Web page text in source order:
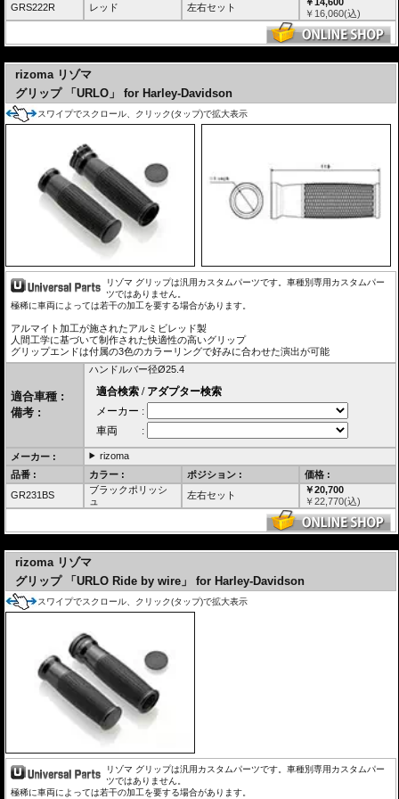
GRS222R
レッド 左右セット
￥ 16,060(込)
rizoma リゾマ
グリップ 「URLO」 for Harley-Davidson
スワイプでスクロール、クリック(タップ)で拡大表示
リゾマ グリップは汎用カスタムパーツです。車種別専用カスタムパー
ツではありません。
極稀に車両によっては若干の加工を要する場合があります。
アルマイト加工が施されたアルミビレッド製
人間工学に基づいて制作された快適性の高いグリップ
グリップエンドは付属の3色のカラーリングで好みに合わせた演出が可能
適合車種 :
備考 :
ハンドルバー径Ø25.4
メーカー :
rizoma
品番 :
カラー : ポジション :
価格 :
GR231BS
ブラックポリッシ
ュ
左右セット
￥20,700
￥22,770(込)
rizoma リゾマ
グリップ 「URLO Ride by wire」 for Harley-Davidson
スワイプでスクロール、クリック(タップ)で拡大表示
リゾマ グリップは汎用カスタムパーツです。車種別専用カスタムパー
ツではありません。
極稀に車両によっては若干の加工を要する場合があります。